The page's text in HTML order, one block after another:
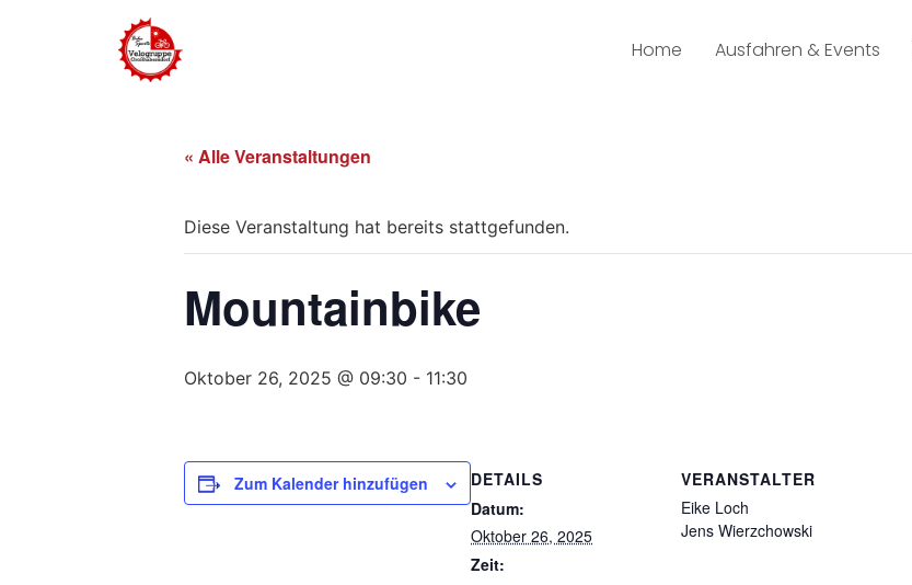
Home Ausfahren & Events
« Alle Veranstaltungen
Diese Veranstaltung hat bereits stattgefunden.
Mountainbike
Oktober 26, 2025 @ 09:30 - 11:30
Zum Kalender hinzufügen
DETAILS
Datum:
Oktober 26, 2025
Zeit:
VERANSTALTER
Eike Loch
Jens Wierzchowski